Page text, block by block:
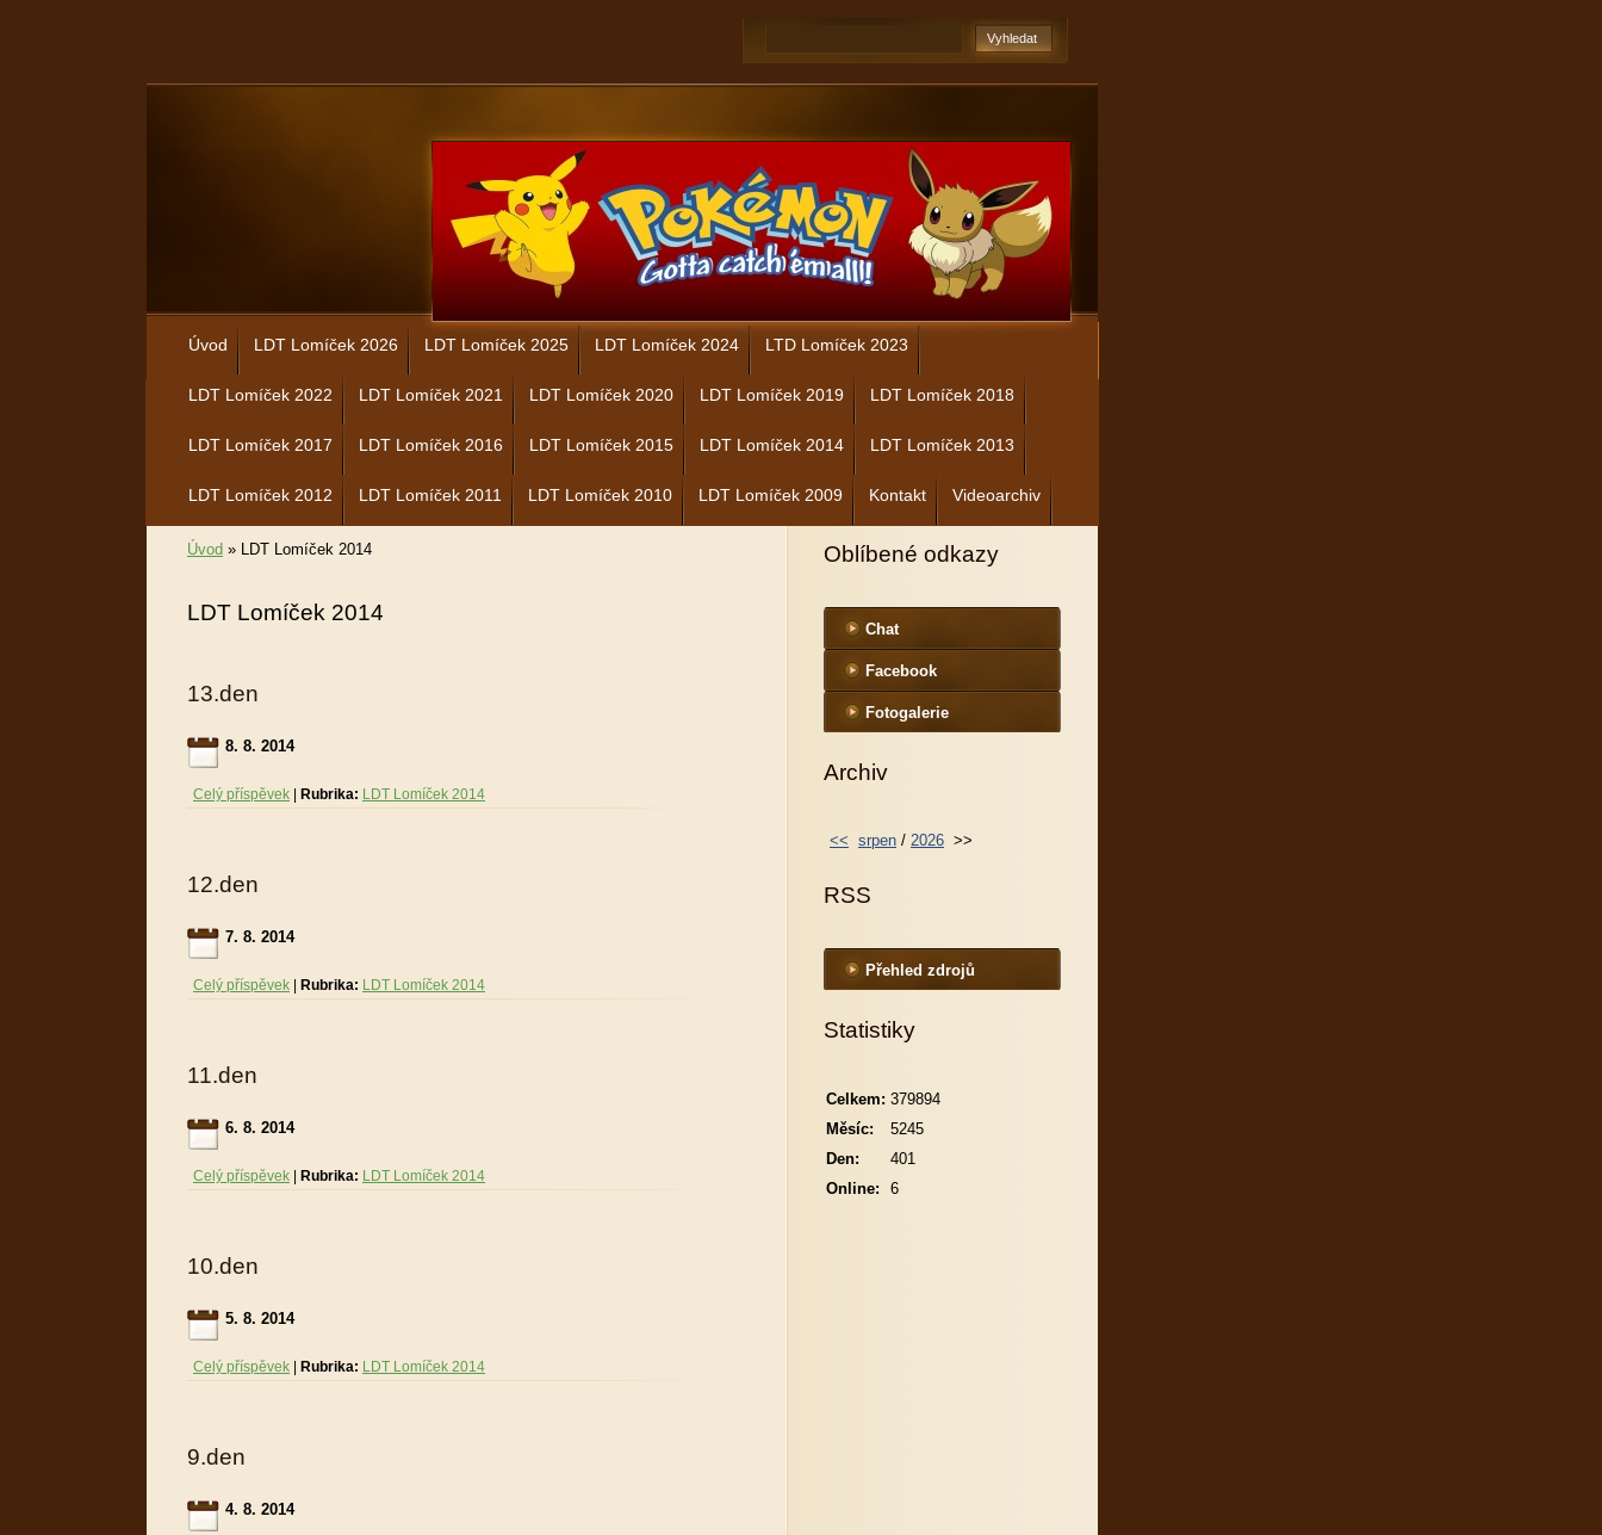
Úvod LDT Lomíček 2026 LDT Lomíček 2025 LDT Lomíček 2024 LTD Lomíček 2023
LDT Lomíček 2022 LDT Lomíček 2021 LDT Lomíček 2020 LDT Lomíček 2019 LDT Lomíček 2018
LDT Lomíček 2017 LDT Lomíček 2016 LDT Lomíček 2015 LDT Lomíček 2014 LDT Lomíček 2013
LDT Lomíček 2012 LDT Lomíček 2011 LDT Lomíček 2010 LDT Lomíček 2009 Kontakt Videoarchiv
Úvod » LDT Lomíček 2014
LDT Lomíček 2014
13.den
8. 8. 2014
Celý příspěvek Rubrika: LDT Lomíček 2014
12.den
7. 8. 2014
Celý příspěvek Rubrika: LDT Lomíček 2014
11.den
6. 8. 2014
Celý příspěvek Rubrika: LDT Lomíček 2014
10.den
5. 8. 2014
Celý příspěvek Rubrika: LDT Lomíček 2014
9.den
4. 8. 2014
Oblíbené odkazy
Chat
Facebook
Fotogalerie
Archiv
<< srpen / 2026 >>
RSS
Přehled zdrojů
Statistiky
Online: 6
Celkem: 379894
Měsíc:
5245
Den:
401